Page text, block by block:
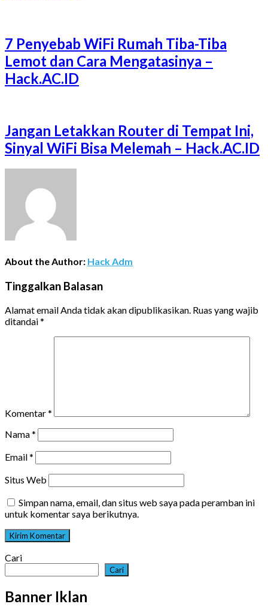
7 Penyebab WiFi Rumah Tiba-Tiba
Lemot dan Cara Mengatasinya –
Hack.AC.ID
Jangan Letakkan Router di Tempat Ini,
Sinyal WiFi Bisa Melemah – Hack.AC.ID
About the Author: Hack Adm
Tinggalkan Balasan
Alamat email Anda tidak akan dipublikasikan. Ruas yang wajib
ditandai*
Komentar*
Nama*
Email*
Situs Web
Simpan nama, email, dan situs web saya pada peramban ini
untuk komentar saya berikutnya.
Cari
Cari
Banner Iklan